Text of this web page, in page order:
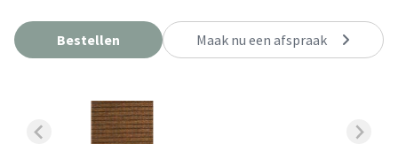
Bestellen Maak nu een afspraak